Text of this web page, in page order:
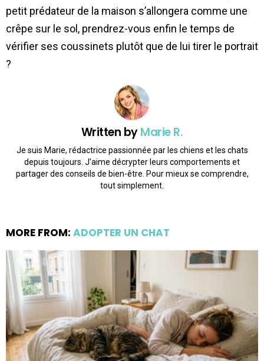
petit prédateur de la maison s’allongera comme une
crêpe sur le sol, prendrez-vous enfin le temps de
vérifier ses coussinets plutôt que de lui tirer le portrait
?
Written byMarie R.
Je suis Marie, rédactrice passionnée par les chiens et les chats
depuis toujours. J’aime décrypter leurs comportements et
partager des conseils de bien-être. Pour mieux se comprendre,
tout simplement.
MORE FROM: ADOPTER UN CHAT